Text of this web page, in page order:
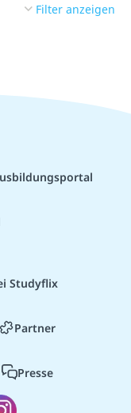
Filter anzeigen
Studyflix
Partner
Presse